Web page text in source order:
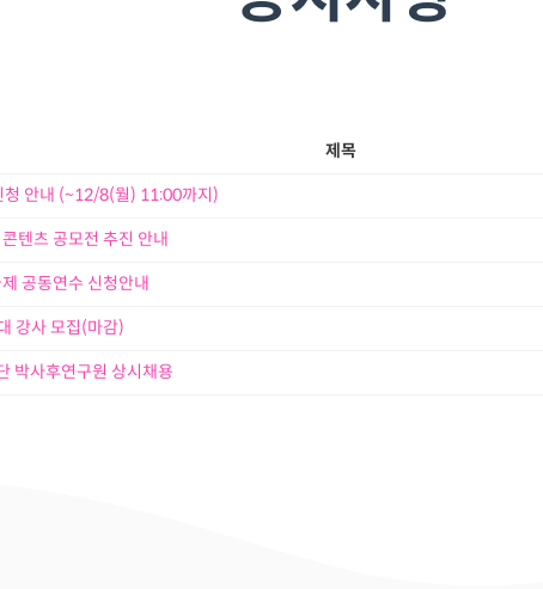
제목
안내 (~12/8(월) 11:00까지)
텐츠 공모전 추진 안내
공동연수 신청안내
강사 모집(마감)
박사후연구원 상시채용